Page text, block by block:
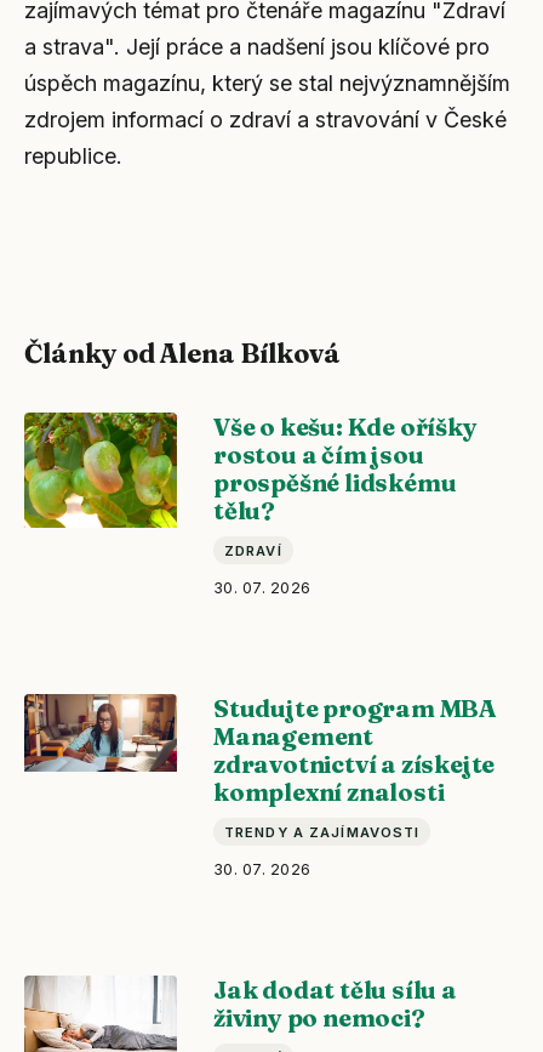
zajímavých témat pro čtenáře magazínu "Zdraví
a strava". Její práce a nadšení jsou klíčové pro
úspěch magazínu, který se stal nejvýznamnějším
zdrojem informací o zdraví a stravování v České
republice.
Články od Alena Bílková
Vše o kešu: Kde oříšky
rostou a čím jsou
prospěšné lidskému
tělu?
ZDRAVÍ
30. 07. 2026
Studujte program MBA
Management
zdravotnictví a získejte
komplexní znalosti
TRENDY A ZAJÍMAVOSTI
30. 07. 2026
Jak dodat tělu sílu a
živiny po nemoci?